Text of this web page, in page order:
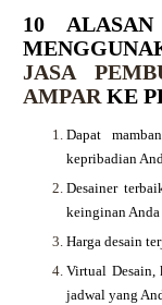
10
JASA
AMPAR KE
Dapat
kepribadian
Desainer
keinginan Anda
Harga desain
Virtual Desain,
jadwal yang